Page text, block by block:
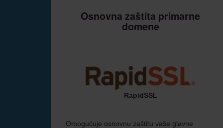
Osnovna zaštita primarne
domene
RapidSSL
Omogućuje osnovnu zaštitu vaše glavne